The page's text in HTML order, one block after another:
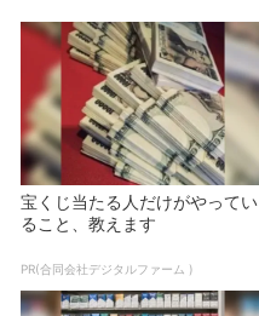
宝くじ当たる人だけがやってい
ること、教えます
PR(合同会社デジタルファーム )